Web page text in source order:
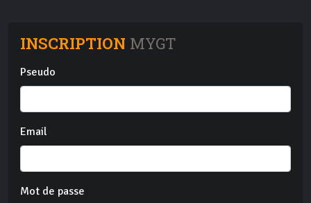
INSCRIPTION MYGT
Pseudo
Email
Mot de passe